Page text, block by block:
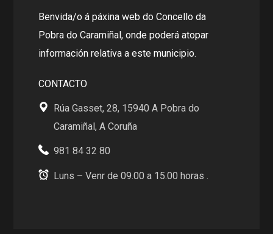
Benvida/o á páxina web do Concello da
Pobra do Caramiñal, onde poderá atopar
información relativa a este municipio.
CONTACTO
Rúa Gasset, 28, 15940 A Pobra do
Caramiñal, A Coruña
981 84 32 80
Luns – Venr de 09.00 a 15.00 horas .